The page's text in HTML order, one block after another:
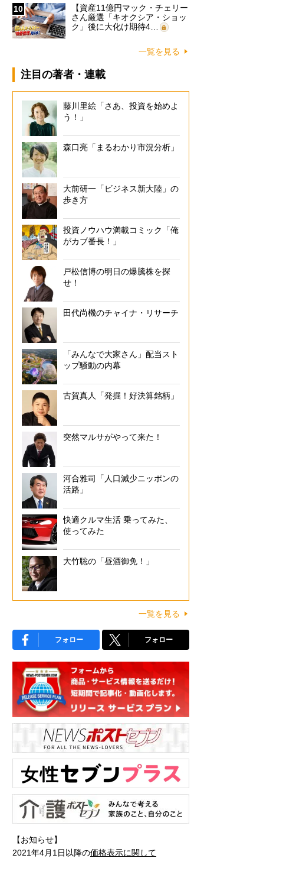
10
【資産11億円マック・チェリー
さん厳選「キオクシア・ショッ
ク」後に大化け期待4…
一覧を見る
注目の著者・連載
藤川里絵「さあ、投資を始めよ
う！」
森口亮「まるわかり市況分析」
大前研一「ビジネス新大陸」の
歩き方
投資ノウハウ満載コミック「俺
がカブ番長！」
戸松信博の明日の爆騰株を探
せ！
田代尚機のチャイナ・リサーチ
「みんなで大家さん」配当スト
ップ騒動の内幕
古賀真人「発掘！好決算銘柄」
突然マルサがやって来た！
河合雅司「人口減少ニッポンの
活路」
快適クルマ生活 乗ってみた、
使ってみた
大竹聡の「昼酒御免！」
一覧を見る
フォロー フォロー
【お知らせ】
2021年4月1日以降の価格表示に関して